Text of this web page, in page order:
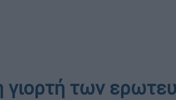
γιορτή των